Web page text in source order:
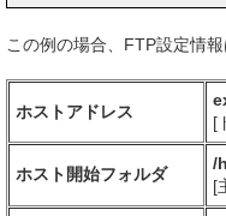
この例の場合、FTP設定情
ホストアドレス
[
ホスト開始フォルダ
/
[